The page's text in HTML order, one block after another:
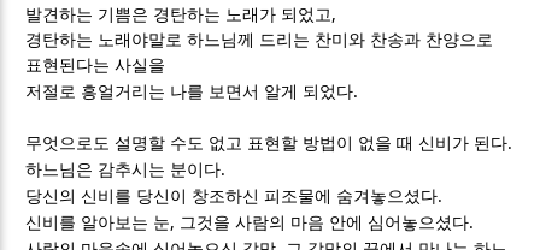
발견하는 기쁨은 경탄하는 노래가 되었고 ,
경탄하는 노래야말로 하느님께 드리는 찬미와 찬송과 찬양으로
표현된다는 사실을
저절로 흥얼거리는 나를 보면서 알게 되었다.
무엇으로도 설명할 수도 없고 표현할 방법이 없을 때 신비가 된다.
하느님은 감추시는 분이다.
당신의 신비를 당신이 창조하신 피조물에 숨겨놓으셨다.
신비를 알아보는 눈, 그것을 사람의 마음 안에 심어놓으셨다.